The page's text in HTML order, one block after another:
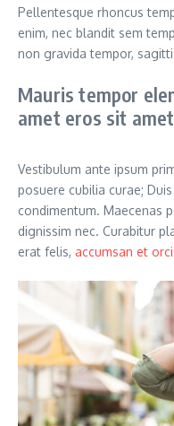
Pellentesque rhoncus
enim, nec blandit sem
non gravida tempor,
Mauris tempor
amet eros sit
Vestibulum ante ipsum
posuere cubilia curae;
condimentum. Maecenas
dignissim nec. Curabitur
erat felis, accumsan et